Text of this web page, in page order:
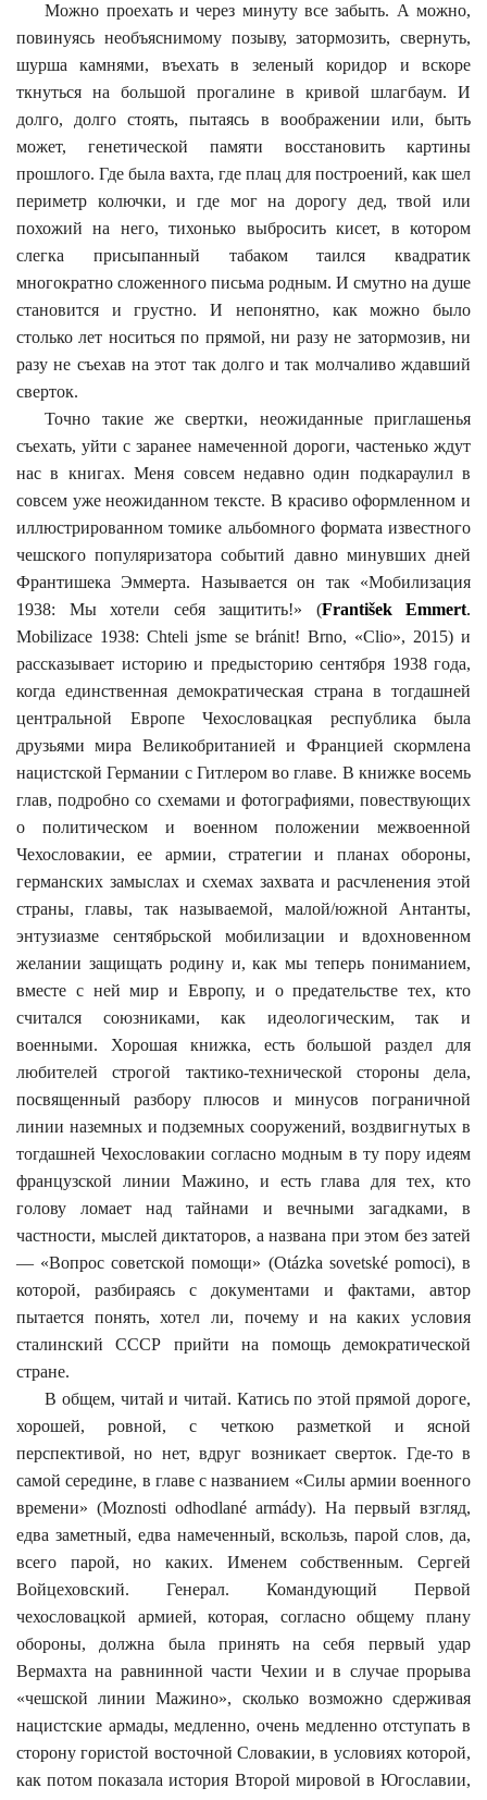
Можно проехать и через минуту все забыть. А можно,
повинуясь необъяснимому позыву, затормозить, свернуть,
шурша камнями, въехать в зеленый коридор и вскоре
ткнуться на большой прогалине в кривой шлагбаум. И
долго, долго стоять, пытаясь в воображении или, быть
может, генетической памяти восстановить картины
прошлого. Где была вахта, где плац для построений, как шел
периметр колючки, и где мог на дорогу дед, твой или
похожий на него, тихонько выбросить кисет, в котором
слегка присыпанный табаком таился квадратик
многократно сложенного письма родным. И смутно на душе
становится и грустно. И непонятно, как можно было
столько лет носиться по прямой, ни разу не затормозив, ни
разу не съехав на этот так долго и так молчаливо ждавший
сверток.
Точно такие же свертки, неожиданные приглашенья
съехать, уйти с заранее намеченной дороги, частенько ждут
нас в книгах. Меня совсем недавно один подкараулил в
совсем уже неожиданном тексте. В красиво оформленном и
иллюстрированном томике альбомного формата известного
чешского популяризатора событий давно минувших дней
Франтишека Эммерта. Называется он так «Мобилизация
1938: Мы хотели себя защитить!» (František Emmert.
Mobilizace 1938: Chteli jsme se bránit! Brno, «Clio», 2015) и
рассказывает историю и предысторию сентября 1938 года,
когда единственная демократическая страна в тогдашней
центральной Европе Чехословацкая республика была
друзьями мира Великобританией и Францией скормлена
нацистской Германии с Гитлером во главе. В книжке восемь
глав, подробно со схемами и фотографиями, повествующих
о политическом и военном положении межвоенной
Чехословакии, ее армии, стратегии и планах обороны,
германских замыслах и схемах захвата и расчленения этой
страны, главы, так называемой, малой/южной Антанты,
энтузиазме сентябрьской мобилизации и вдохновенном
желании защищать родину и, как мы теперь пониманием,
вместе с ней мир и Европу, и о предательстве тех, кто
считался союзниками, как идеологическим, так и
военными. Хорошая книжка, есть большой раздел для
любителей строгой тактико-технической стороны дела,
посвященный разбору плюсов и минусов пограничной
линии наземных и подземных сооружений, воздвигнутых в
тогдашней Чехословакии согласно модным в ту пору идеям
французской линии Мажино, и есть глава для тех, кто
голову ломает над тайнами и вечными загадками, в
частности, мыслей диктаторов, а названа при этом без затей
— «Вопрос советской помощи» (Otázka sovetské pomoci), в
которой, разбираясь с документами и фактами, автор
пытается понять, хотел ли, почему и на каких условия
сталинский СССР прийти на помощь демократической
стране.
В общем, читай и читай. Катись по этой прямой дороге,
хорошей, ровной, с четкою разметкой и ясной
перспективой, но нет, вдруг возникает сверток. Где-то в
самой середине, в главе с названием «Силы армии военного
времени» (Moznosti odhodlané armády). На первый взгляд,
едва заметный, едва намеченный, вскользь, парой слов, да,
всего парой, но каких. Именем собственным. Сергей
Войцеховский. Генерал. Командующий Первой
чехословацкой армией, которая, согласно общему плану
обороны, должна была принять на себя первый удар
Вермахта на равнинной части Чехии и в случае прорыва
«чешской линии Мажино», сколько возможно сдерживая
нацистские армады, медленно, очень медленно отступать в
сторону гористой восточной Словакии, в условиях которой,
как потом показала история Второй мировой в Югославии,